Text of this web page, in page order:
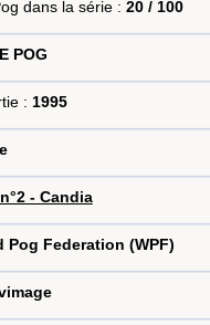
dans la série : 20 / 100
POG
: 1995
- Candia
Pog Federation (WPF)